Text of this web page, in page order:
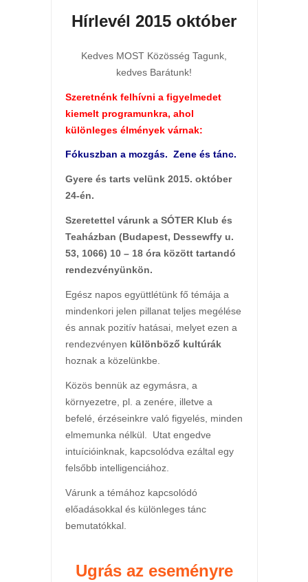
Hírlevél 2015 október
Kedves MOST Közösség Tagunk,
kedves Barátunk!
Szeretnénk felhívni a figyelmedet
kiemelt programunkra, ahol
különleges élmények várnak:
Fókuszban a mozgás. Zene és tánc.
Gyere és tarts velünk 2015. október
24-én.
Szeretettel várunk a SÓTER Klub és
Teaházban (Budapest, Dessewffy u.
53, 1066) 10 – 18 óra között tartandó
rendezvényünkön.
Egész napos együttlétünk fő témája a
mindenkori jelen pillanat teljes megélése
és annak pozitív hatásai, melyet ezen a
rendezvényen különböző kultúrák
hoznak a közelünkbe.
Közös bennük az egymásra, a
környezetre, pl. a zenére, illetve a
befelé, érzéseinkre való figyelés, minden
elmemunka nélkül. Utat engedve
intuícióinknak, kapcsolódva ezáltal egy
felsőbb intelligenciához.
Várunk a témához kapcsolódó
előadásokkal és különleges tánc
bemutatókkal.
Ugrás az eseményre